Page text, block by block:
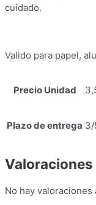
cuidado.
Valido para papel,
Precio Unidad
Plazo de entrega 3/
Valoraciones
No hay valoraciones